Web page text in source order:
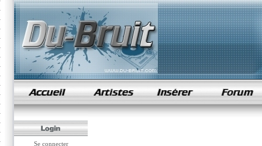
samples de rap
Se connecter